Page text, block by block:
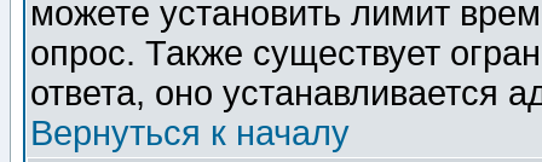
можете установить лимит
опрос. Также существует
ответа, оно устанавливается
Вернуться к началу